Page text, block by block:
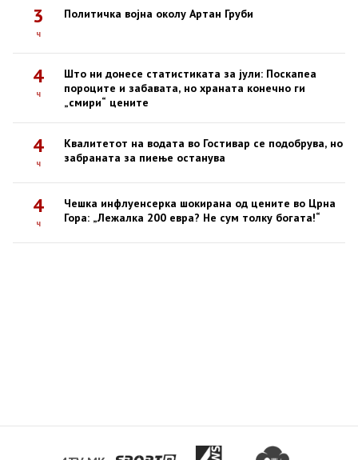
3
ч
Политичка војна околу Артан Груби
4
ч
Што ни донесе статистиката за јули: Поскапеа
пороците и забавата, но храната конечно ги
„смири“ цените
4
ч
Квалитетот на водата во Гостивар се подобрува, но
забраната за пиење останува
4
ч
Чешка инфлуенсерка шокирана од цените во Црна
Гора: „Лежалка 200 евра? Не сум толку богата!“